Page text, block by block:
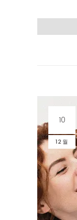
에 해야할
텔링 의 시
10
12월